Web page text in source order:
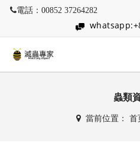
電話：00852 37264282
蟲類
當前位置： 首